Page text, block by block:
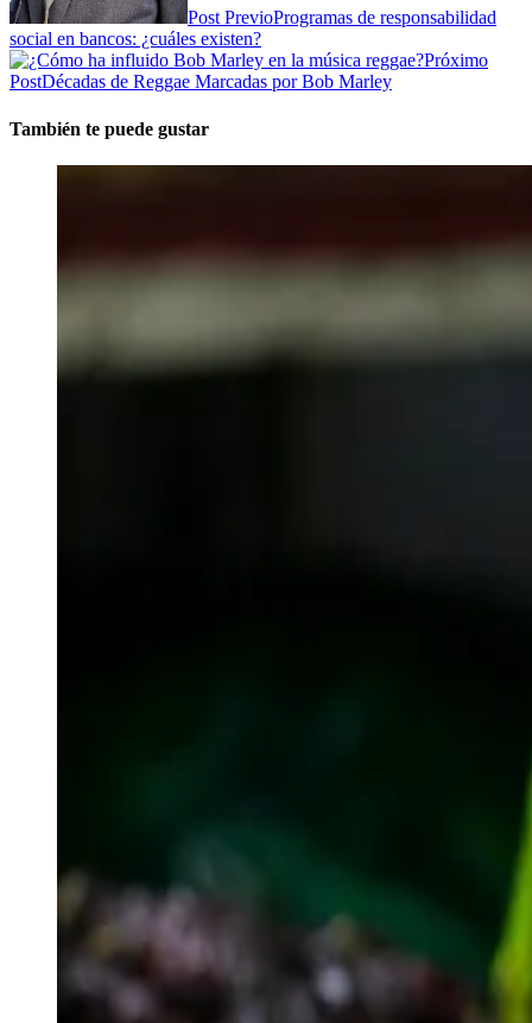
Post PrevioProgramas de responsabilidad
social en bancos: ¿cuáles existen?
Próximo
PostDécadas de Reggae Marcadas por Bob Marley
También te puede gustar